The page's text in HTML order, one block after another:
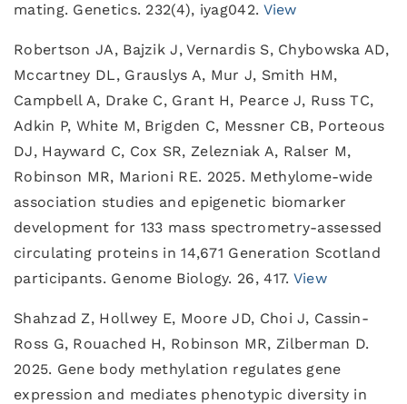
mating. Genetics. 232(4), iyag042. View
Robertson JA, Bajzik J, Vernardis S, Chybowska AD,
Mccartney DL, Grauslys A, Mur J, Smith HM,
Campbell A, Drake C, Grant H, Pearce J, Russ TC,
Adkin P, White M, Brigden C, Messner CB, Porteous
DJ, Hayward C, Cox SR, Zelezniak A, Ralser M,
Robinson MR, Marioni RE. 2025. Methylome-wide
association studies and epigenetic biomarker
development for 133 mass spectrometry-assessed
circulating proteins in 14,671 Generation Scotland
participants. Genome Biology. 26, 417. View
Shahzad Z, Hollwey E, Moore JD, Choi J, Cassin-
Ross G, Rouached H, Robinson MR, Zilberman D.
2025. Gene body methylation regulates gene
expression and mediates phenotypic diversity in